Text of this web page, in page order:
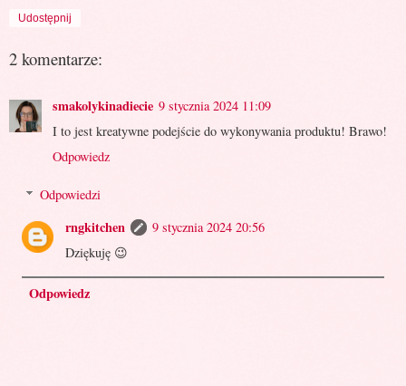
Udostępnij
2 komentarze:
smakolykinadiecie 9 stycznia 2024 11:09
I to jest kreatywne podejście do wykonywania produktu! Brawo!
Odpowiedz
Odpowiedzi
rngkitchen
9 stycznia 2024 20:56
Dziękuję 😉
Odpowiedz